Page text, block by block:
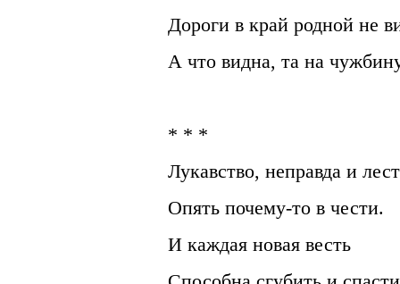
Дороги в край родной не
А что видна, та на
* * *
Лукавство, неправда и
Опять почему-то в чести.
И каждая новая весть